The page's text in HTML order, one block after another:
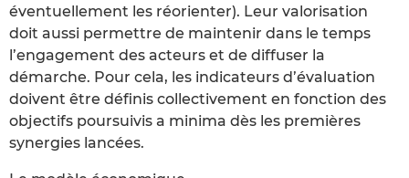
éventuellement les réorienter). Leur valorisation
doit aussi permettre de maintenir dans le temps
l’engagement des acteurs et de diffuser la
démarche. Pour cela, les indicateurs d’évaluation
doivent être définis collectivement en fonction des
objectifs poursuivis a minima dès les premières
synergies lancées.